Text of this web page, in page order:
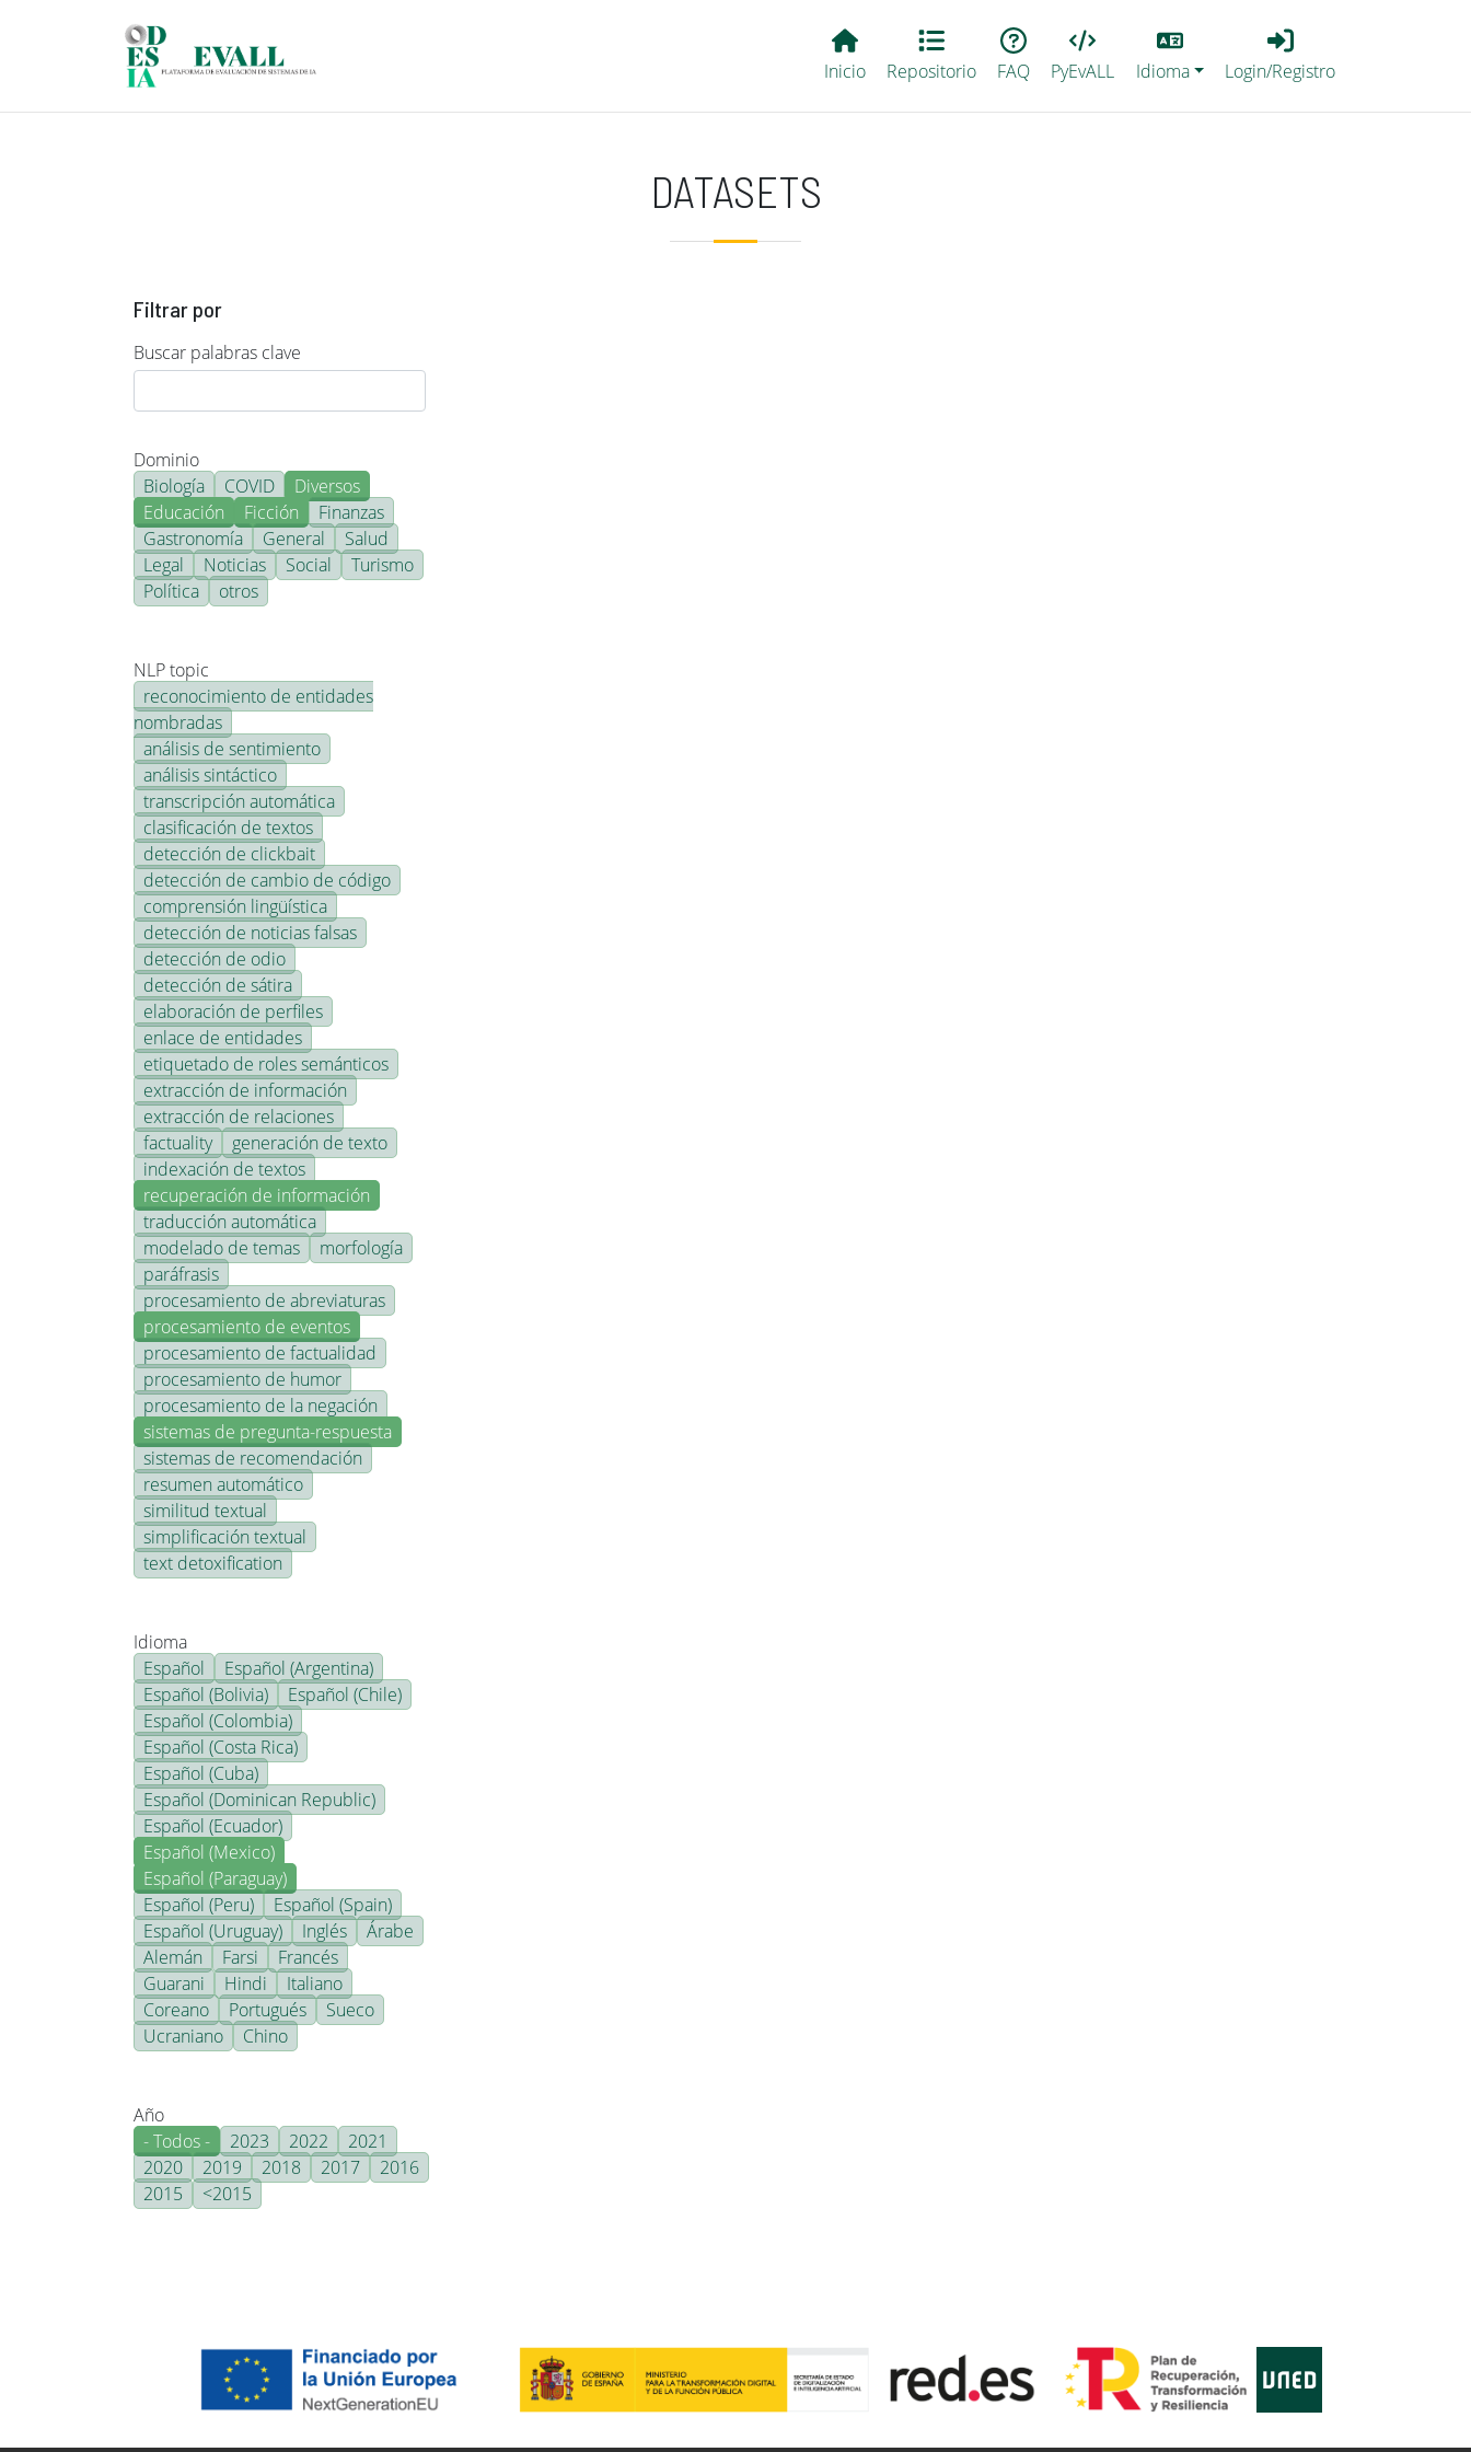
Main EvALL
Inicio Repositorio FAQ PyEvALL
Lang
Idioma
Login_Registro
Login/Registro
DATASETS
Filtrar por
Buscar palabras clave
Dominio
Biología
COVID
Diversos
Educación
Ficción
Finanzas
Gastronomía
General
Salud
Legal
Noticias Social
Turismo
Política
otros
NLP topic
reconocimiento de entidades
nombradas
análisis de sentimiento
análisis sintáctico
transcripción automática
clasificación de textos
detección de clickbait
detección de cambio de código
comprensión lingüística
detección de noticias falsas
detección de odio
detección de sátira
elaboración de perfiles
enlace de entidades
etiquetado de roles semánticos
extracción de información
extracción de relaciones
factuality
generación de texto
indexación de textos
recuperación de información
traducción automática
modelado de temas
morfología
paráfrasis
procesamiento de abreviaturas
procesamiento de eventos
procesamiento de factualidad
procesamiento de humor
procesamiento de la negación
sistemas de pregunta-respuesta
sistemas de recomendación
resumen automático
similitud textual
simplificación textual
text detoxification
Idioma
Español
Español (Argentina)
Español (Bolivia)
Español (Chile)
Español (Colombia)
Español (Costa Rica)
Español (Cuba)
Español (Dominican Republic)
Español (Ecuador)
Español (Mexico)
Español (Paraguay)
Español (Peru)
Español (Spain)
Español (Uruguay)
Inglés
Árabe
Alemán
Farsi
Francés
Guarani
Hindi
Italiano
Coreano
Portugués
Sueco
Ucraniano
Chino
Año
- Todos -
2023 2022
2021
2020
2019 2018 2017
2016
2015
<2015